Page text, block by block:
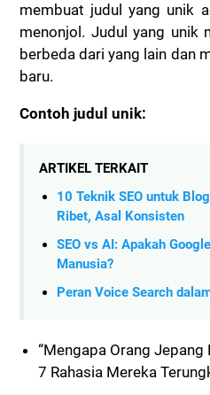
membuat judul yang unik
menonjol. Judul yang unik
berbeda dari yang lain dan
baru.
Contoh judul unik:
ARTIKEL TERKAIT
10 Teknik SEO untuk
Ribet, Asal Konsisten
SEO vs AI: Apakah
Manusia?
Peran Voice Search
“Mengapa Orang
7 Rahasia Mereka